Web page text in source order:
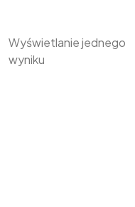
Wyświetlanie jednego
wyniku